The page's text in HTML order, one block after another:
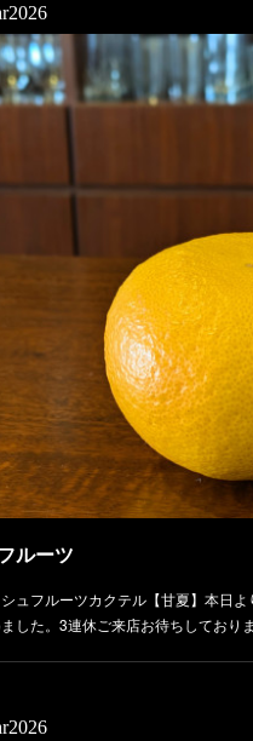
2026
ルーツ
ュフルーツカクテル【甘夏】本日
した。3連休ご来店お待ちしており
2026